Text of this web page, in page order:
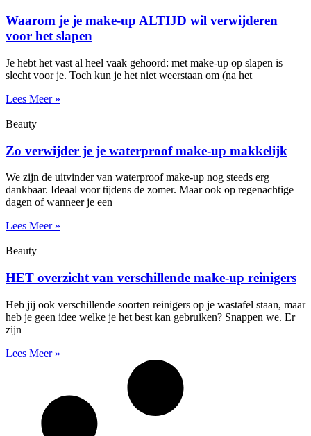
Waarom je je make-up ALTIJD wil verwijderen
voor het slapen
Je hebt het vast al heel vaak gehoord: met make-up op slapen is
slecht voor je. Toch kun je het niet weerstaan om (na het
Lees Meer »
Beauty
Zo verwijder je je waterproof make-up makkelijk
We zijn de uitvinder van waterproof make-up nog steeds erg
dankbaar. Ideaal voor tijdens de zomer. Maar ook op regenachtige
dagen of wanneer je een
Lees Meer »
Beauty
HET overzicht van verschillende make-up reinigers
Heb jij ook verschillende soorten reinigers op je wastafel staan, maar
heb je geen idee welke je het best kan gebruiken? Snappen we. Er
zijn
Lees Meer »